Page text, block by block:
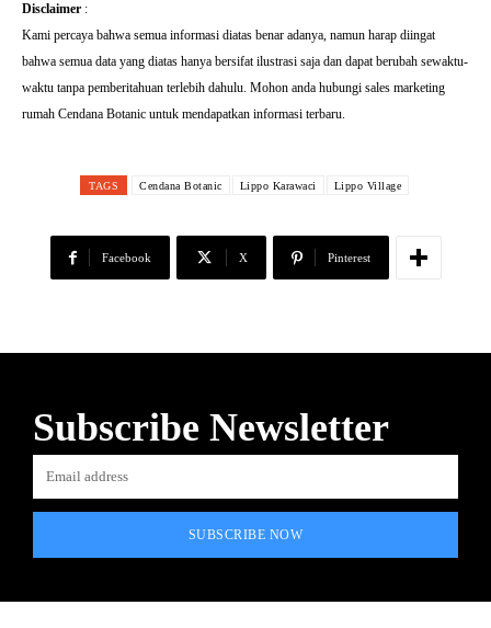
Disclaimer :
Kami percaya bahwa semua informasi diatas benar adanya, namun harap diingat
bahwa semua data yang diatas hanya bersifat ilustrasi saja dan dapat berubah sewaktu-
waktu tanpa pemberitahuan terlebih dahulu. Mohon anda hubungi sales marketing
rumah Cendana Botanic untuk mendapatkan informasi terbaru.
TAGS Cendana Botanic Lippo Karawaci Lippo Village
Facebook X Pinterest
Subscribe Newsletter
SUBSCRIBE NOW